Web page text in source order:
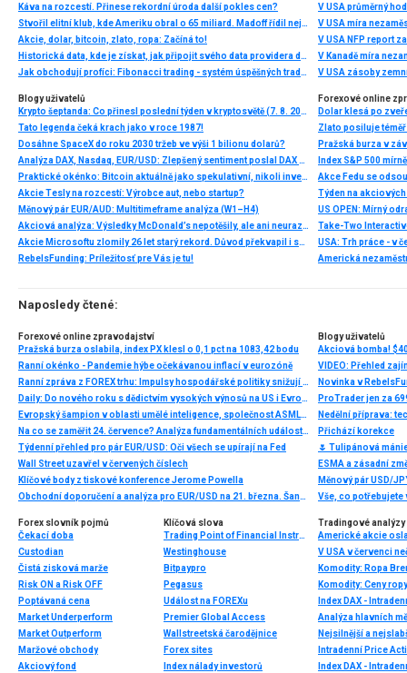
Káva na rozcestí. Přinese rekordní úroda další pokles cen?
Stvořil elitní klub, kde Ameriku obral o 65 miliard. Madoff řídil největší Ponzi dějin
Akcie, dolar, bitcoin, zlato, ropa: Začíná to!
Historická data, kde je získat, jak připojit svého data providera do MultiCharts a proč je budeme potřebovat? (4. díl)
Jak obchodují profíci: Fibonacci trading - systém úspěšných traderů
V USA průměrný
V USA míra
V USA NFP report
V Kanadě míra
V USA zásoby
Blogy uživatelů
Krypto šeptanda: Co přinesl poslední týden v kryptosvětě (7. 8. 2026)
Tato legenda čeká krach jako v roce 1987!
Dosáhne SpaceX do roku 2030 tržeb ve výši 1 bilionu dolarů?
Analýza DAX, Nasdaq, EUR/USD: Zlepšený sentiment poslal DAX na nová maxima
Praktické okénko: Bitcoin aktuálně jako spekulativní, nikoli investiční aktivum
Akcie Tesly na rozcestí: Výrobce aut, nebo startup?
Měnový pár EUR/AUD: Multitimeframe analýza (W1–H4)
Akciová analýza: Výsledky McDonald’s nepotěšily, ale ani neurazily. Jakou vizi společnost prezentovala?
Akcie Microsoftu zlomily 26 let starý rekord. Důvod překvapil i samotné investory
RebelsFunding: Príležitosť pre Vás je tu!
Forexové online
Dolar klesá po
Zlato posiluje téměř
Pražská burza v
Index S&P 500
US OPEN: Mírný
Americká
Naposledy čtené:
Forexové online zpravodajství
Pražská burza oslabila, index PX klesl o 0,1 pct na 1083,42 bodu
Ranní okénko - Pandemie hýbe očekávanou inflací v eurozóně
Ranní zpráva z FOREX trhu: Impulsy hospodářské politiky snižují nejistotu
Daily: Do nového roku s dědictvím vysokých výnosů na US i Evropských dluhopisech
Evropský šampion v oblasti umělé inteligence, společnost ASML, zaznamenává zvýšenou poptávku po svém zařízení na výrobu čipů
Na co se zaměřit 24. července? Analýza fundamentálních událostí pro začátečníky
Týdenní přehled pro pár EUR/USD: Oči všech se upírají na Fed
Wall Street uzavřel v červených číslech
Klíčové body z tiskové konference Jerome Powella
Obchodní doporučení a analýza pro EUR/USD na 21. března. Šance pro dolar?
Blogy uživatelů
Akciová bomba!
VIDEO: Přehled
Novinka v
ProTrader jen za
Nedělní příprava:
Přichází korekce
🌷 Tulipánová
ESMA a zásadní
Měnový pár USD/
Vše, co potřebujete
Forex slovník pojmů
Čekací doba
Custodian
Čistá zisková marže
Risk ON a Risk OFF
Poptávaná cena
Market Underperform
Market Outperform
Maržové obchody
Akciový fond
Klíčová slova
Trading Point of Financial Instruments UK
Westinghouse
Bitpaypro
Pegasus
Událost na FOREXu
Premier Global Access
Wallstreetská čarodějnice
Forex sites
Index nálady investorů
Tradingové analýzy
V USA v červenci
Komodity: Ropa
Index DAX -
Analýza hlavních
Nejsilnější a
Intradenní Price
Index DAX -